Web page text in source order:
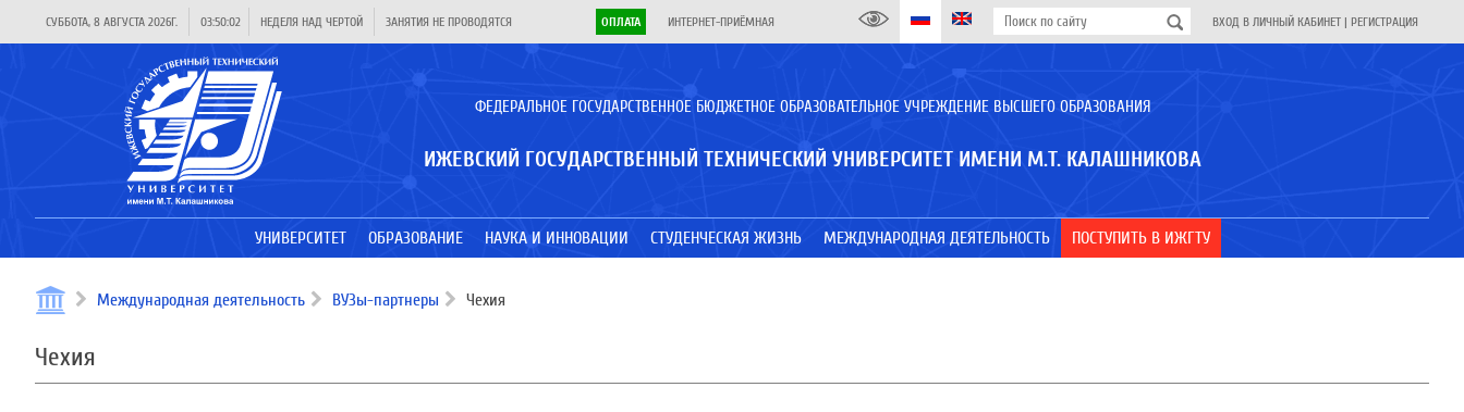
СУББОТА, 8 АВГУСТА 2026Г. 03:50:02 НЕДЕЛЯ НАД ЧЕРТОЙ ЗАНЯТИЯ НЕ ПРОВОДЯТСЯ ОПЛАТА ИНТЕРНЕТ-ПРИЁМНАЯ ВХОД В ЛИЧНЫЙ КАБИНЕТ | РЕГИСТРАЦИЯ
ФЕДЕРАЛЬНОЕ ГОСУДАРСТВЕННОЕ БЮДЖЕТНОЕ ОБРАЗОВАТЕЛЬНОЕ УЧРЕЖДЕНИЕ ВЫСШЕГО ОБРАЗОВАНИЯ
ИЖЕВСКИЙ ГОСУДАРСТВЕННЫЙ ТЕХНИЧЕСКИЙ УНИВЕРСИТЕТ ИМЕНИ М.Т. КАЛАШНИКОВА
УНИВЕРСИТЕТ ОБРАЗОВАНИЕ НАУКА И ИННОВАЦИИ СТУДЕНЧЕСКАЯ ЖИЗНЬ МЕЖДУНАРОДНАЯ ДЕЯТЕЛЬНОСТЬ ПОСТУПИТЬ В ИЖГТУ
Международная деятельность ВУЗы-партнеры Чехия
Чехия